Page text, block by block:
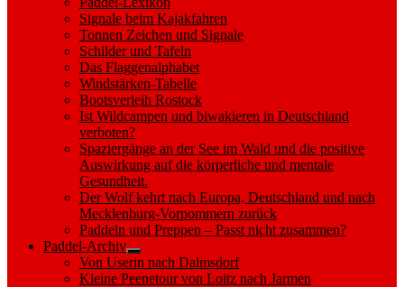
Signale beim Kajakfahren
Tonnen Zeichen und Signale
Schilder und Tafeln
Das Flaggenalphabet
Windstärken-Tabelle
Bootsverleih Rostock
Ist Wildcampen und biwakieren in Deutschland
verboten?
Spaziergänge an der See im Wald und die positive
Auswirkung auf die körperliche und mentale
Gesundheit.
Der Wolf kehrt nach Europa, Deutschland und nach
Mecklenburg-Vorpommern zurück
Paddeln und Preppen – Passt nicht zusammen?
Paddel-Archiv
Show
sub
menu
Von Userin nach Dalmsdorf
Kleine Peenetour von Loitz nach Jarmen